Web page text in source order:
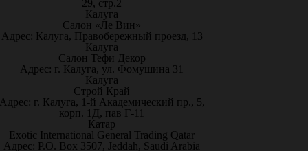
29, стр.2
Калуга
Салон «Ле Вин»
Адрес: Калуга, Правобережный проезд, 13
Калуга
Салон Тефи Декор
Адрес: г. Калуга, ул. Фомушина 31
Калуга
Строй Край
г. Калуга, 1-й Академический пр., 5,
корп. 1Д, пав Г-11
Катар
Exotic International General Trading Qatar
Адрес: P.O. Box 3507, Jeddah, Saudi Arabia